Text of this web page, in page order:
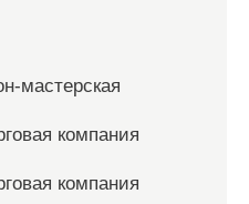
мастерская
компания
компания